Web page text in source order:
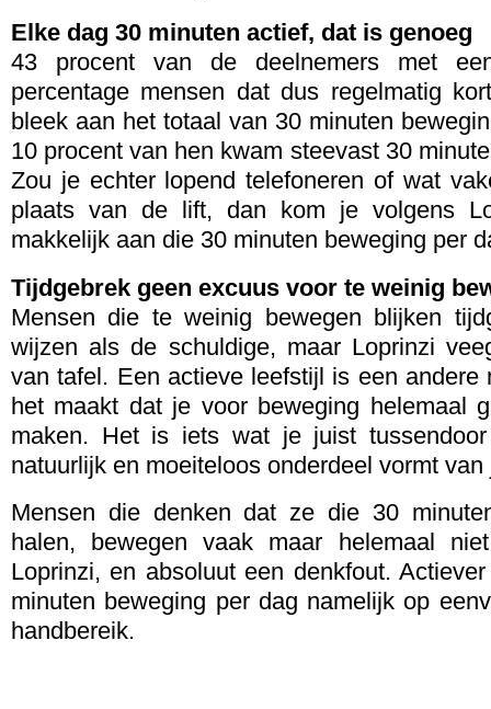
Elke dag 30 minuten actief, dat is genoeg
43 procent van de deelnemers met
percentage mensen dat dus regelmatig
bleek aan het totaal van 30 minuten
10 procent van hen kwam steevast 30
Zou je echter lopend telefoneren of wat
plaats van de lift, dan kom je volgens
makkelijk aan die 30 minuten beweging per
Tijdgebrek geen excuus voor te weinig
Mensen die te weinig bewegen blijken
wijzen als de schuldige, maar Loprinzi
van tafel. Een actieve leefstijl is een andere
het maakt dat je voor beweging helemaal
maken. Het is iets wat je juist
natuurlijk en moeiteloos onderdeel vormt
Mensen die denken dat ze die 30
halen, bewegen vaak maar helemaal
Loprinzi, en absoluut een denkfout.
minuten beweging per dag namelijk op
handbereik.